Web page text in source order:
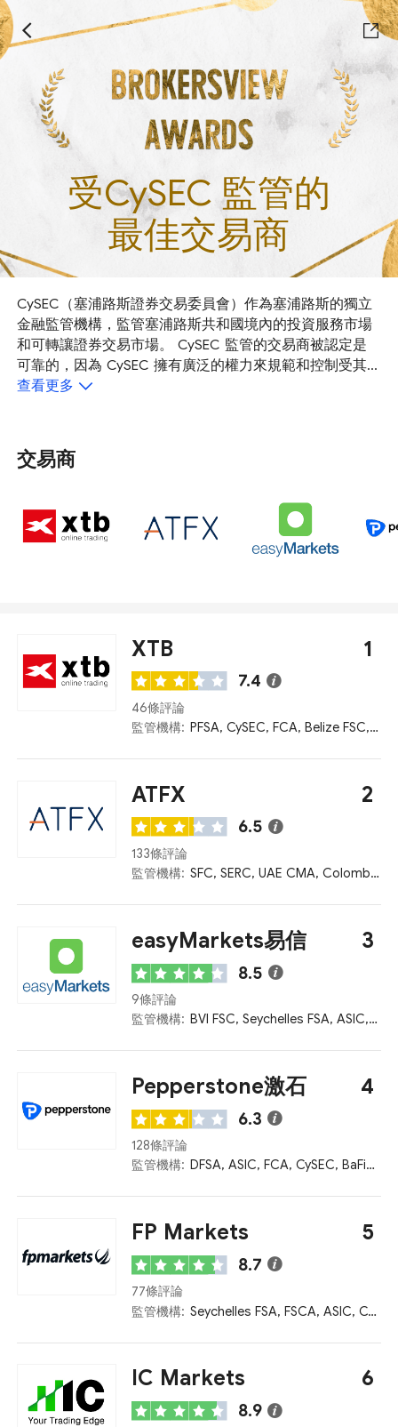
受CySEC 監管的
最佳交易商
CySEC（塞浦路斯證券交易委員會）作為塞浦路斯的獨立
金融監管機構，監管塞浦路斯共和國境內的投資服務市場
和可轉讓證券交易市場。 CySEC 監管的交易商被認定是
可靠的，因為 CySEC 擁有廣泛的權力來規範和控制受其
監管的成員的活動。目前受 CySEC 監管的交易商數量已
查看更多
交易商
XTB 1
7.4
46條評論
監管機構:
PFSA, CySEC, FCA, Belize FSC, CNMV
ATFX 2
6.5
133條評論
監管機構:
SFC, SERC, UAE CMA, Colombia SFC, CySEC, FCA, ASIC, Mauritius FSC, Seychelles FSA, FSCA
easyMarkets易信 3
8.5
9條評論
監管機構:
BVI FSC, Seychelles FSA, ASIC, CySEC, PFSA
Pepperstone激石 4
6.3
128條評論
監管機構:
DFSA, ASIC, FCA, CySEC, BaFin, Bahamas SCB, Kenya CMA
FP Markets 5
8.7
77條評論
監管機構:
Seychelles FSA, FSCA, ASIC, CySEC, Kenya CMA
IC Markets 6
8.9